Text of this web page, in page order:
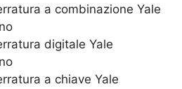
​a combinazione Yale
​digitale Yale
​a chiave Yale